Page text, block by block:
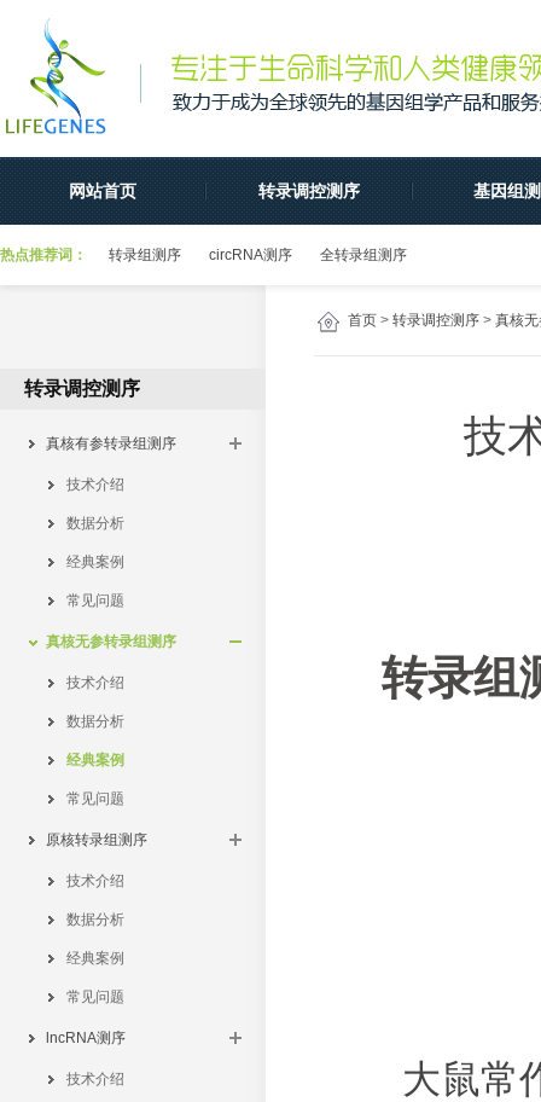
网站首页 转录调控测序 基因组
热点推荐词： 转录组测序 circRNA测序 全转录组测序
首页 > 转录调控测序 > 真核
转录调控测序
真核有参转录组测序
技术介绍
数据分析
经典案例
常见问题
真核无参转录组测序
技术介绍
数据分析
经典案例
常见问题
原核转录组测序
技术介绍
数据分析
经典案例
常见问题
lncRNA测序
技术介绍
技
转录组
大鼠常作